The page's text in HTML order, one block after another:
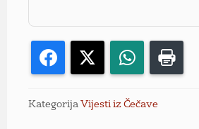
Facebook WhatsApp
Kategorija Vijesti iz Čečave